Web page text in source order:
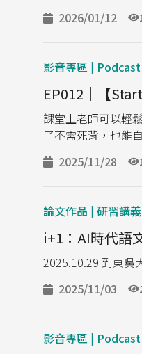
2026/01/12
影音專區 | Podcast
EP012｜【
課堂上老師可以輕
子不需死背，也能
2025/11/28
論文作品 | 研習講義
i+1：AI時代語
2025.10.29 到東吳
2025/11/03
影音專區 | Podcast